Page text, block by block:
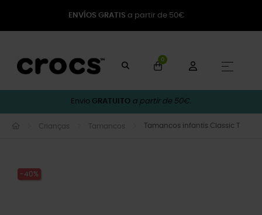
ENVÍOS GRATIS a partir de 50€
0
☰
Envio GRATUITO a partir de 50€.
Crianças Tamancos Tamancos infantis Classic T
-40%